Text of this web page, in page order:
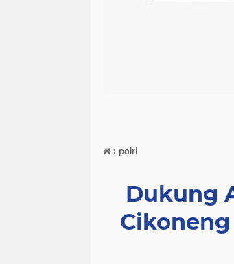
› polri
Dukung